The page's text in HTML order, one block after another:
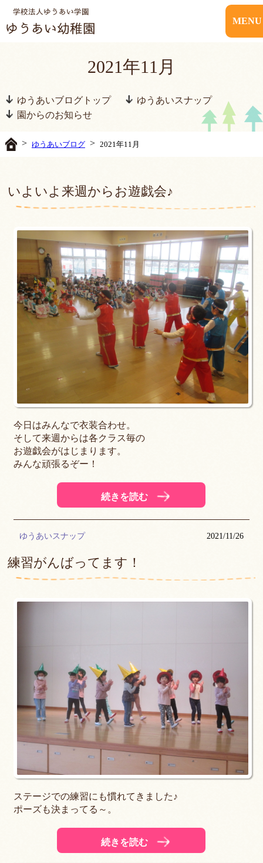
MENU
2021年11月
ゆうあいブログトップ
ゆうあいスナップ
園からのお知らせ
> ゆうあいブログ> 2021年11月
いよいよ来週からお遊戯会♪
今日はみんなで衣装合わせ。
そして来週からは各クラス毎の
お遊戯会がはじまります。
みんな頑張るぞー！
続きを読む
ゆうあいスナップ 2021/11/26
練習がんばってます！
ステージでの練習にも慣れてきました♪
ポーズも決まってる～。
続きを読む